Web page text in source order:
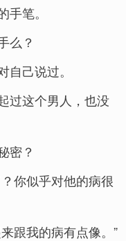
笔。
么？
己说过。
过这个男人，也没
密？
你似乎对他的病很
跟我的病有点像。”